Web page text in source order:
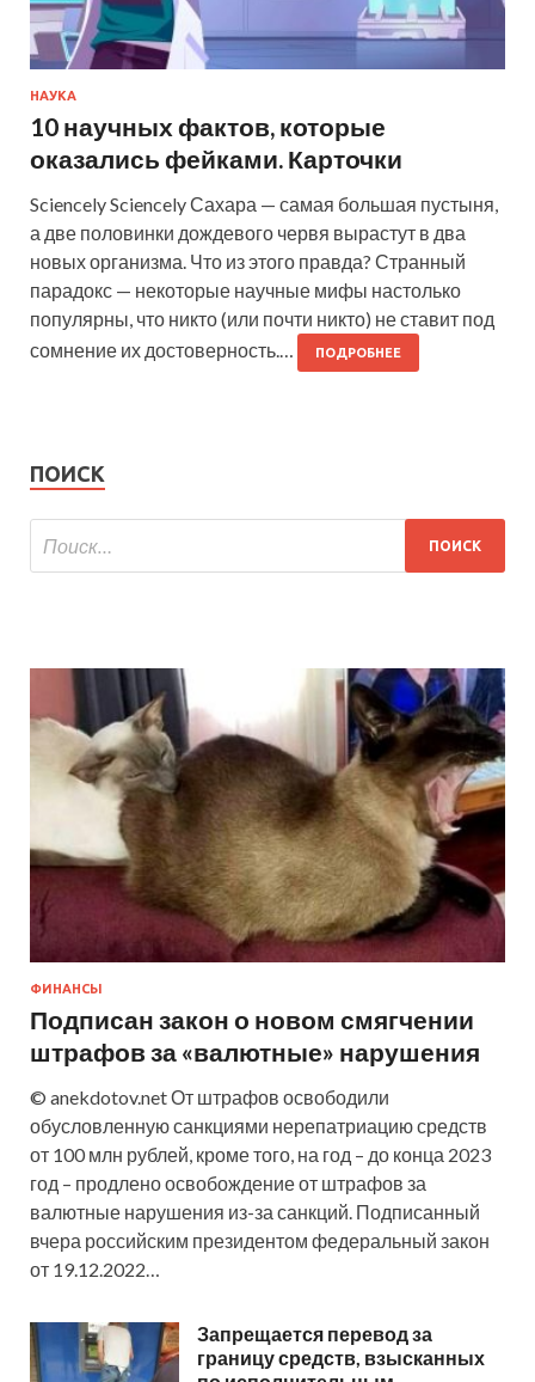
НАУКА
10 научных фактов, которые
оказались фейками. Карточки
Sciencely Sciencely Сахара — самая большая пустыня,
а две половинки дождевого червя вырастут в два
новых организма. Что из этого правда? Странный
парадокс — некоторые научные мифы настолько
популярны, что никто (или почти никто) не ставит под
сомнение их достоверность.…
ПОДРОБНЕЕ
ПОИСК
ФИНАНСЫ
Подписан закон о новом смягчении
штрафов за «валютные» нарушения
© anekdotov.net От штрафов освободили
обусловленную санкциями нерепатриацию средств
от 100 млн рублей, кроме того, на год – до конца 2023
год – продлено освобождение от штрафов за
валютные нарушения из-за санкций. Подписанный
вчера российским президентом федеральный закон
от 19.12.2022…
Запрещается перевод за
границу средств, взысканных